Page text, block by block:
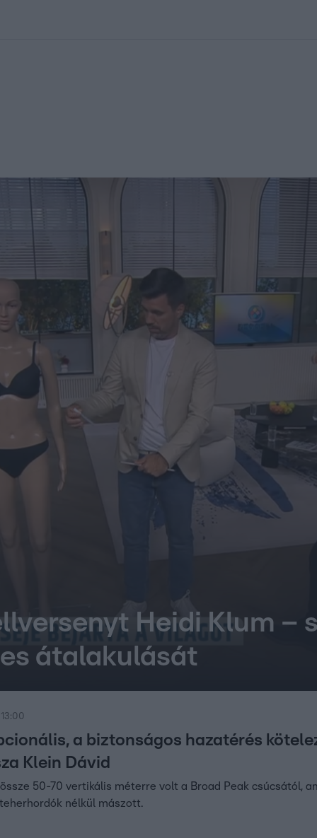
Heidi Klum –
átalakulását
a biztonságos hazatérés
Klein Dávid
50-70 vertikális méterre volt a Broad Peak csúcsától,
nélkül mászott.